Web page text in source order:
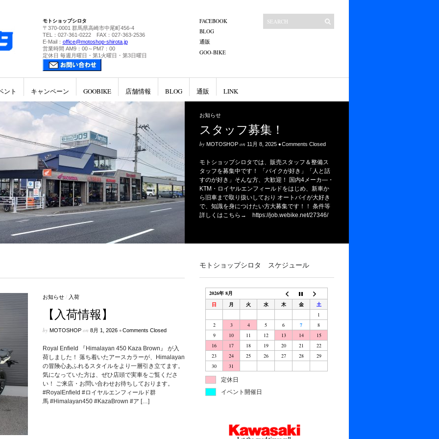
モトショップシロタ
〒370-0001 群馬県高崎市中尾町456-4
TEL：027-361-0222 FAX：027-363-2536
E-Mail： office@motoshop-shirota.jp
営業時間 AM9：00～PM7：00
定休日 毎週月曜日・第1火曜日・第3日曜日
FACEBOOK
BLOG
通販
GOO-BIKE
ント キャンペーン GOOBIKE 店舗情報 BLOG 通販 LINK
スタッフ募集！
MOTOSHOPon11月 8, 2025 • Comments Closed
モトショップシロタでは、販売スタッフ＆整備ス
タッフを募集中です！ 「バイクが好き」「人と話
すのが好き」そんな方、大歓迎！ 国内4メーカ―・
KTM・ロイヤルエンフィールドをはじめ、新車か
ら旧車まで取り扱いしており オートバイが大好き
で、知識を身につけたい方大募集です！！ 条件等
詳しくはこちら→ https://job.webike.net/27346/
お知らせ/ 入荷
【入荷情報】
by MOTOSHOPon 8月 1, 2026 •Comments Closed
Royal Enfield 『Himalayan 450 Kaza Brown』 が入
荷しました！ 落ち着いたアースカラーが、Himalayan
の冒険心あふれるスタイルをより一層引き立てます。
気になっていた方は、ぜひ店頭で実車をご覧くださ
い！ ご来店・お問い合わせお待ちしております。
#RoyalEnfield #ロイヤルエンフィールド群
馬 #Himalayan450 #KazaBrown #ア […]
モトショップシロタ スケジュール
2026年 8月
日
月 火 水 木 金
土
1
2
3 4 5 6 7
8
9
10 11 12 13 14
15
16
17 18 19 20 21
22
23
24 25 26 27 28
29
30
31
定休日
イベント開催日